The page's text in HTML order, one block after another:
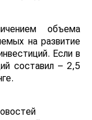
объема
на развитие
Если в
составил – 2,5